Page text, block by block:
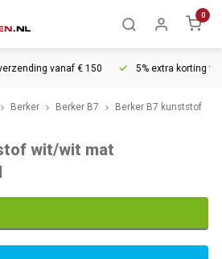
0
€ 150 5% extra korting vanaf € 1000
Berker Berker B7
Berker B7 kunststof
wit/wit mat